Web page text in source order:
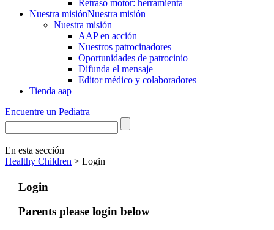
Retraso motor: herramienta
Nuestra misiónNuestra misión
Nuestra misión
AAP en acción
Nuestros patrocinadores
Oportunidades de patrocinio
Difunda el mensaje
Editor médico y colaboradores
Tienda aap
Encuentre un Pediatra
En esta sección
Healthy Children > Login
Login
Parents please login below